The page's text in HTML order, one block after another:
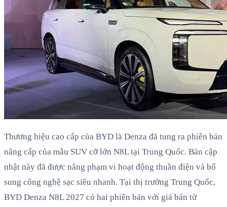
Thương hiệu cao cấp của BYD là Denza đã tung ra phiên bản
nâng cấp của mẫu SUV cỡ lớn N8L tại Trung Quốc. Bản cập
nhật này đã được nâng phạm vi hoạt động thuần điện và bổ
sung công nghệ sạc siêu nhanh. Tại thị trường Trung Quốc,
BYD Denza N8L 2027 có hai phiên bản với giá bán từ